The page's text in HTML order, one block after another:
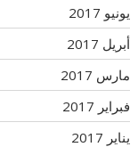
يونيو 2017
أبريل 2017
مارس 2017
فبراير 2017
يناير 2017